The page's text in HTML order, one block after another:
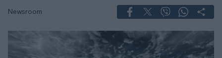
Newsroom